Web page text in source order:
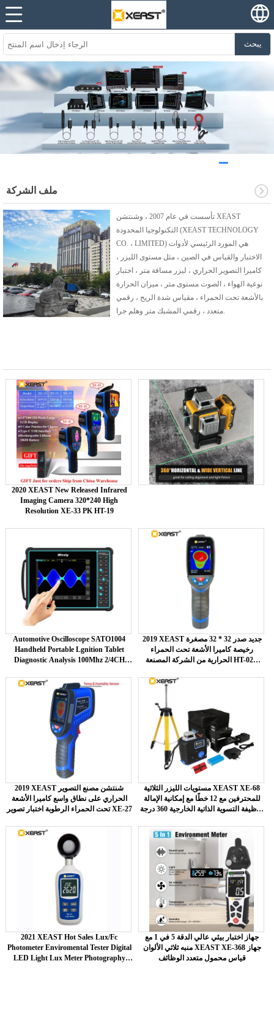
يبحث
ملف الشركة
تأسست في عام 2007 ، وشنتشن XEAST
التكنولوجيا المحدودة (XEAST TECHNOLOGY
CO. ، LIMITED) هي المورد الرئيسي لأدوات
الاختبار والقياس في الصين ، مثل مستوى الليزر ،
كاميرا التصوير الحراري ، ليزر مسافة متر ، اختبار
نوعية الهواء ، الصوت مستوى متر ، ميزان الحرارة
بالأشعة تحت الحمراء ، مقياس شدة الريح ، رقمي
2020 XEAST New Released Infrared
Imaging Camera 320*240 High
Resolution XE-33 PK HT-19
Automotive Oscilloscope SATO1004
Handheld Portable Lgnition Tablet
Diagnostic Analysis 100Mhz 2/4CH
2019 XEAST جديد صدر 32 * 32 مصغرة
رخيصة كاميرا الأشعة تحت الحمراء
الحرارية من الشركة المصنعة HT-02D
2019 XEAST شنتشن مصنع التصوير
الحراري على نطاق واسع كاميرا الأشعة
تحت الحمراء الرطوبة اختبار تصوير XE-27
مستويات الليزر الثلاثية XEAST XE-68
للمحترفين مع 12 خطًا مع إمكانية الإمالة
ووظيفة التسوية الذاتية الخارجية 360 درجة
2021 XEAST Hot Sales Lux/Fc
Photometer Enviromental Tester Digital
LED Light Lux Meter Photography
جهاز اختبار بيئي عالي الدقة 5 في 1 مع
منبه ثلاثي الألوان XEAST XE-368 جهاز
قياس محمول متعدد الوظائف